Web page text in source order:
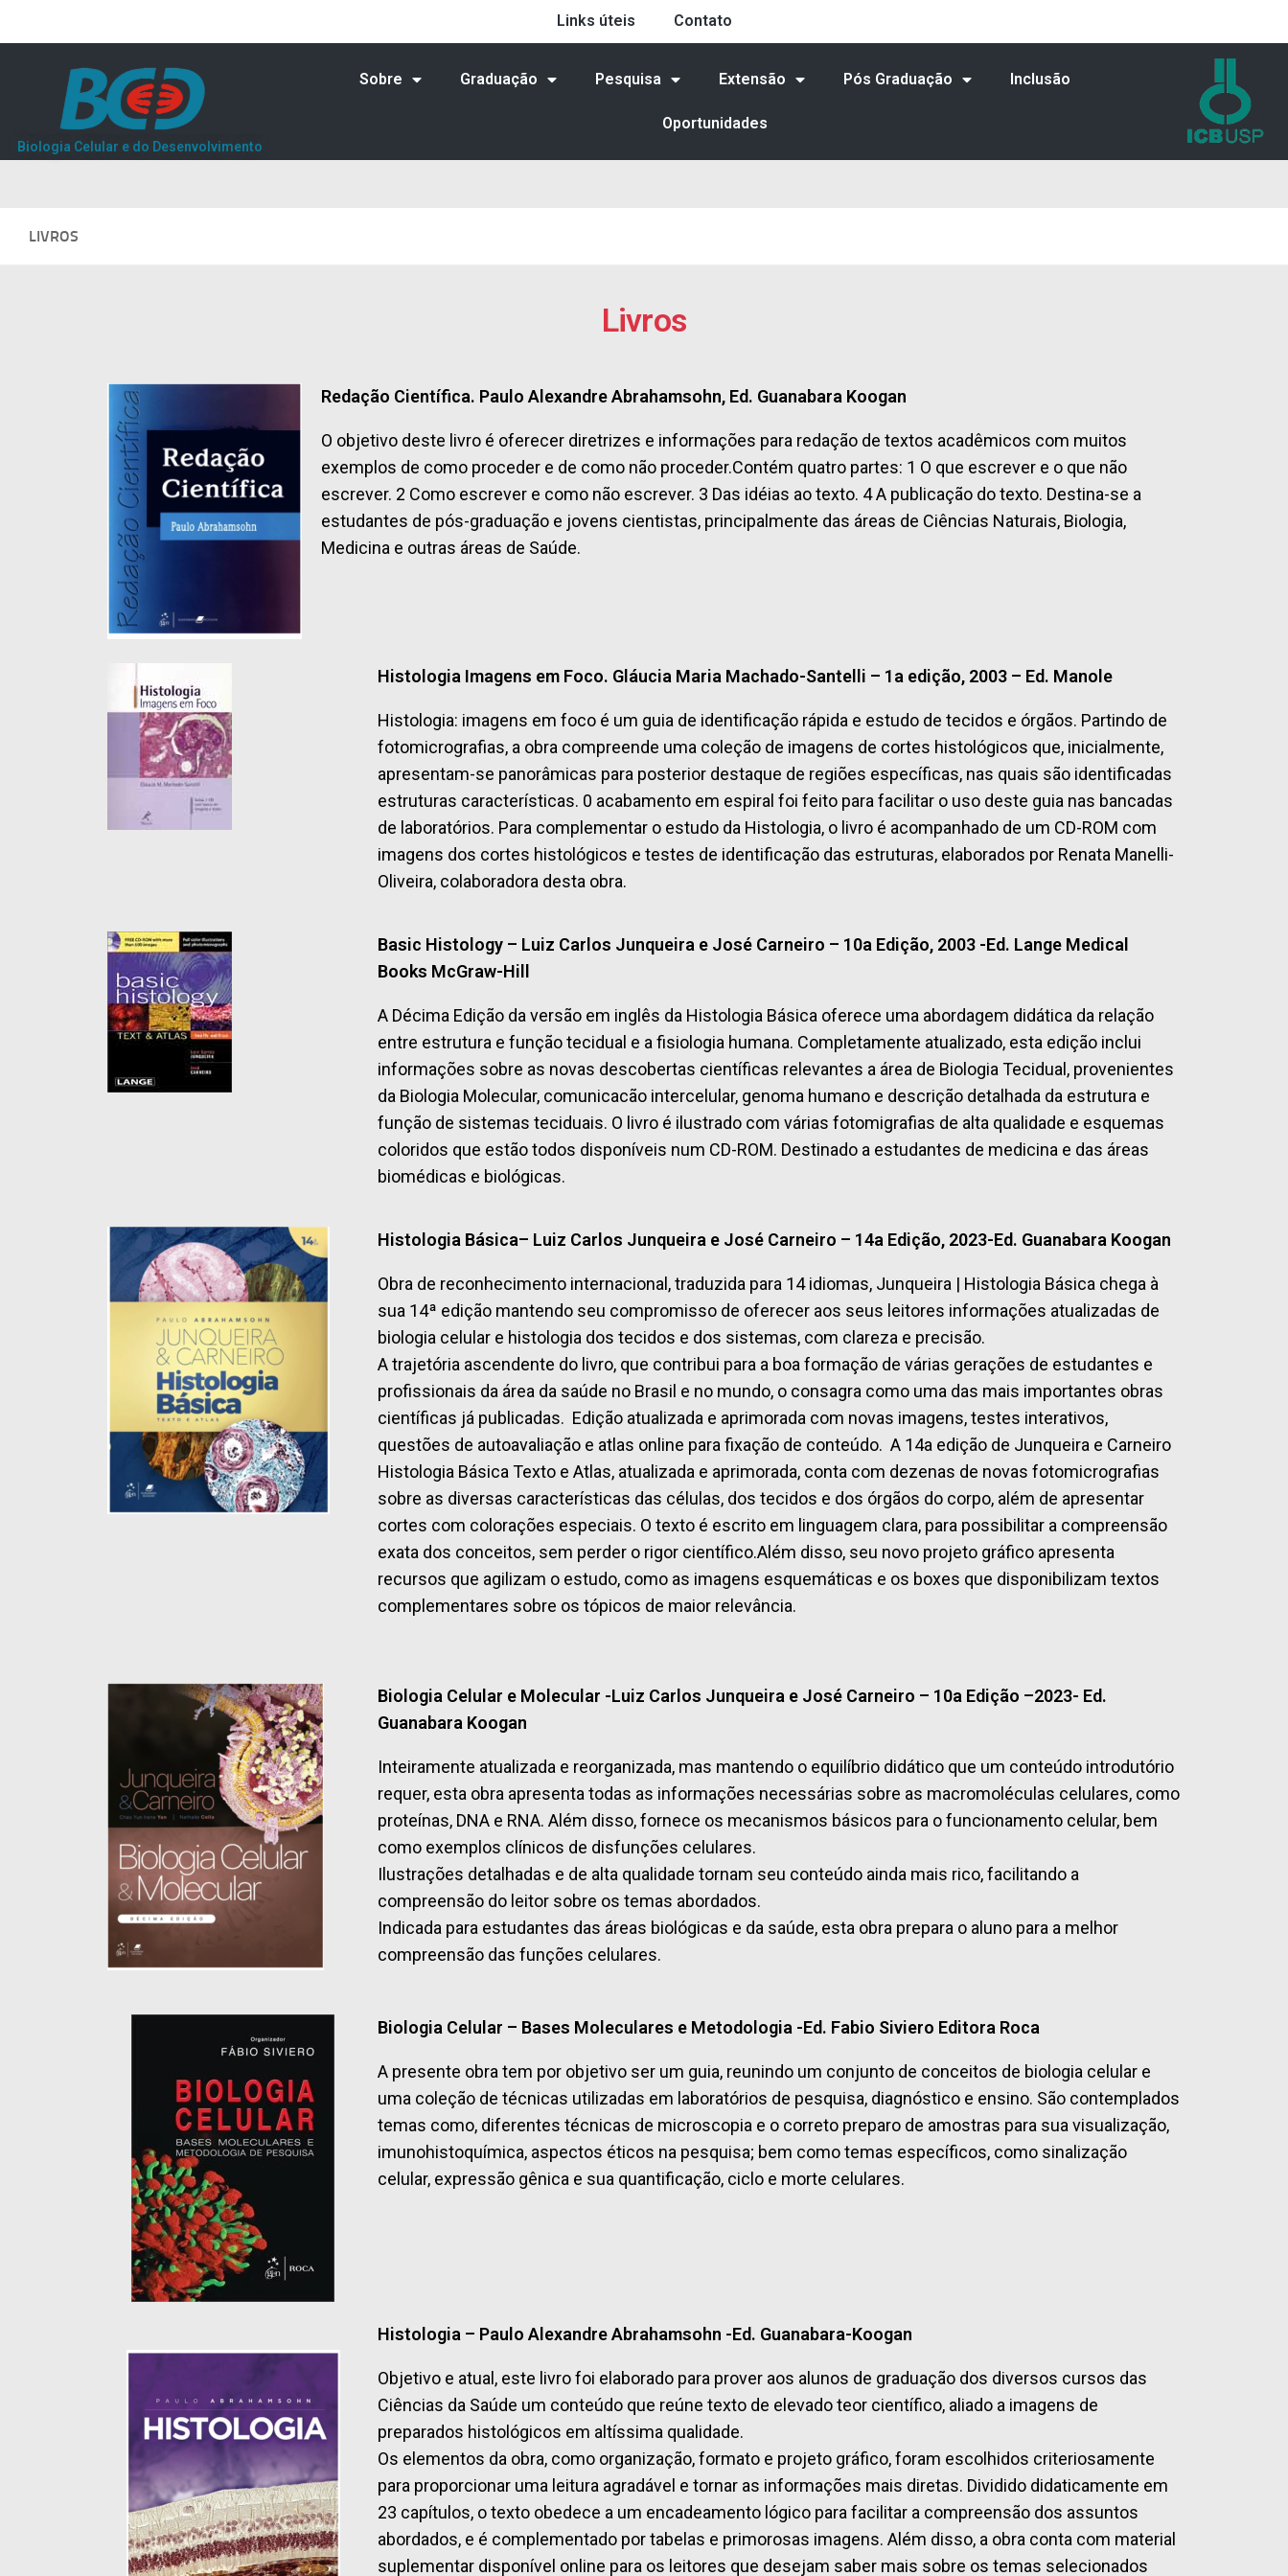
Links úteis Contato
Biologia Celular e do Desenvolvimento
Sobre Graduação Pesquisa Extensão Pós Graduação Inclusão
Oportunidades
LIVROS
Livros
Redação Científica. Paulo Alexandre Abrahamsohn, Ed. Guanabara Koogan
O objetivo deste livro é oferecer diretrizes e informações para redação de textos acadêmicos com muitos
exemplos de como proceder e de como não proceder.Contém quatro partes: 1 O que escrever e o que não
escrever. 2 Como escrever e como não escrever. 3 Das idéias ao texto. 4 A publicação do texto. Destina-se a
estudantes de pós-graduação e jovens cientistas, principalmente das áreas de Ciências Naturais, Biologia,
Medicina e outras áreas de Saúde.
Histologia Imagens em Foco. Gláucia Maria Machado-Santelli – 1a edição, 2003 – Ed. Manole
Histologia: imagens em foco é um guia de identificação rápida e estudo de tecidos e órgãos. Partindo de
fotomicrografias, a obra compreende uma coleção de imagens de cortes histológicos que, inicialmente,
apresentam-se panorâmicas para posterior destaque de regiões específicas, nas quais são identificadas
estruturas características. 0 acabamento em espiral foi feito para facilitar o uso deste guia nas bancadas
de laboratórios. Para complementar o estudo da Histologia, o livro é acompanhado de um CD-ROM com
imagens dos cortes histológicos e testes de identificação das estruturas, elaborados por Renata Manelli-
Oliveira, colaboradora desta obra.
Basic Histology – Luiz Carlos Junqueira e José Carneiro – 10a Edição, 2003 -Ed. Lange Medical
Books McGraw-Hill
A Décima Edição da versão em inglês da Histologia Básica oferece uma abordagem didática da relação
entre estrutura e função tecidual e a fisiologia humana. Completamente atualizado, esta edição inclui
informações sobre as novas descobertas científicas relevantes a área de Biologia Tecidual, provenientes
da Biologia Molecular, comunicacão intercelular, genoma humano e descrição detalhada da estrutura e
função de sistemas teciduais. O livro é ilustrado com várias fotomigrafias de alta qualidade e esquemas
coloridos que estão todos disponíveis num CD-ROM. Destinado a estudantes de medicina e das áreas
biomédicas e biológicas.
Histologia Básica– Luiz Carlos Junqueira e José Carneiro – 14a Edição, 2023-Ed. Guanabara Koogan
Obra de reconhecimento internacional, traduzida para 14 idiomas, Junqueira | Histologia Básica chega à
sua 14ª edição mantendo seu compromisso de oferecer aos seus leitores informações atualizadas de
biologia celular e histologia dos tecidos e dos sistemas, com clareza e precisão.
A trajetória ascendente do livro, que contribui para a boa formação de várias gerações de estudantes e
profissionais da área da saúde no Brasil e no mundo, o consagra como uma das mais importantes obras
científicas já publicadas. Edição atualizada e aprimorada com novas imagens, testes interativos,
questões de autoavaliação e atlas online para fixação de conteúdo. A 14a edição de Junqueira e Carneiro
Histologia Básica Texto e Atlas, atualizada e aprimorada, conta com dezenas de novas fotomicrografias
sobre as diversas características das células, dos tecidos e dos órgãos do corpo, além de apresentar
cortes com colorações especiais. O texto é escrito em linguagem clara, para possibilitar a compreensão
exata dos conceitos, sem perder o rigor científico.Além disso, seu novo projeto gráfico apresenta
recursos que agilizam o estudo, como as imagens esquemáticas e os boxes que disponibilizam textos
complementares sobre os tópicos de maior relevância.
Biologia Celular e Molecular -Luiz Carlos Junqueira e José Carneiro – 10a Edição –2023- Ed.
Guanabara Koogan
Inteiramente atualizada e reorganizada, mas mantendo o equilíbrio didático que um conteúdo introdutório
requer, esta obra apresenta todas as informações necessárias sobre as macromoléculas celulares, como
proteínas, DNA e RNA. Além disso, fornece os mecanismos básicos para o funcionamento celular, bem
como exemplos clínicos de disfunções celulares.
Ilustrações detalhadas e de alta qualidade tornam seu conteúdo ainda mais rico, facilitando a
compreensão do leitor sobre os temas abordados.
Indicada para estudantes das áreas biológicas e da saúde, esta obra prepara o aluno para a melhor
compreensão das funções celulares.
Biologia Celular – Bases Moleculares e Metodologia -Ed. Fabio Siviero Editora Roca
A presente obra tem por objetivo ser um guia, reunindo um conjunto de conceitos de biologia celular e
uma coleção de técnicas utilizadas em laboratórios de pesquisa, diagnóstico e ensino. São contemplados
temas como, diferentes técnicas de microscopia e o correto preparo de amostras para sua visualização,
imunohistoquímica, aspectos éticos na pesquisa; bem como temas específicos, como sinalização
celular, expressão gênica e sua quantificação, ciclo e morte celulares.
Histologia – Paulo Alexandre Abrahamsohn -Ed. Guanabara-Koogan
Objetivo e atual, este livro foi elaborado para prover aos alunos de graduação dos diversos cursos das
Ciências da Saúde um conteúdo que reúne texto de elevado teor científico, aliado a imagens de
preparados histológicos em altíssima qualidade.
Os elementos da obra, como organização, formato e projeto gráfico, foram escolhidos criteriosamente
para proporcionar uma leitura agradável e tornar as informações mais diretas. Dividido didaticamente em
23 capítulos, o texto obedece a um encadeamento lógico para facilitar a compreensão dos assuntos
abordados, e é complementado por tabelas e primorosas imagens. Além disso, a obra conta com material
suplementar disponível online para os leitores que desejam saber mais sobre os temas selecionados